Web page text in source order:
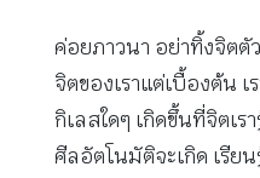
ค่อยภาวนา อย่าทิ้งจิตตั
จิตของเราแต่เบื้องต้น
กิเลสใดๆ เกิดขึ้นที่จิตเ
ศีลอัตโนมัติจะเกิด เรีย